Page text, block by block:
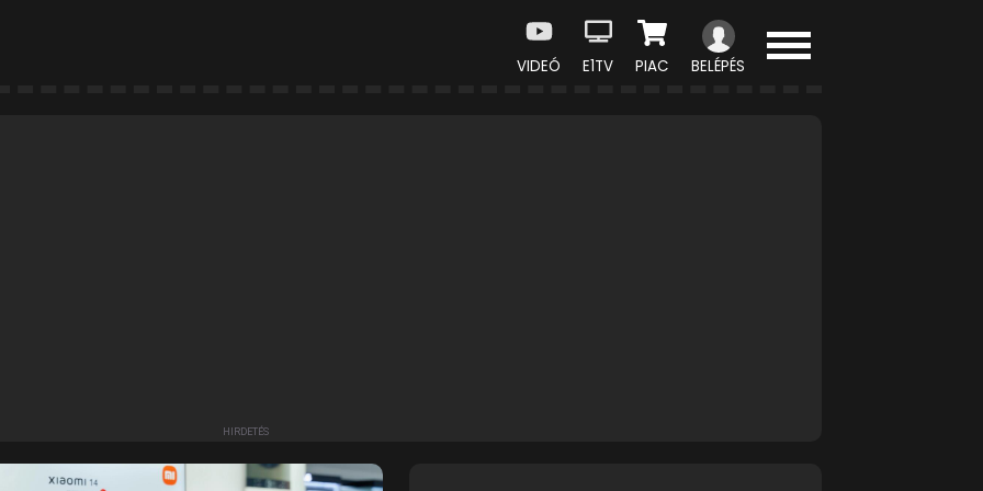
VIDEÓ E1TV PIAC BELÉPÉS